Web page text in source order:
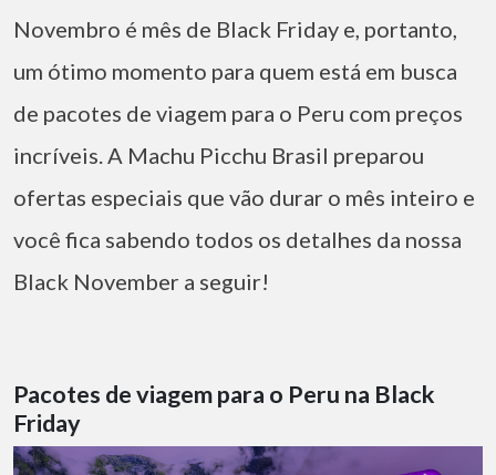
Novembro é mês de Black Friday e, portanto,
um ótimo momento para quem está em busca
de pacotes de viagem para o Peru com preços
incríveis. A Machu Picchu Brasil preparou
ofertas especiais que vão durar o mês inteiro e
você fica sabendo todos os detalhes da nossa
Black November a seguir!
Pacotes de viagem para o Peru na Black
Friday